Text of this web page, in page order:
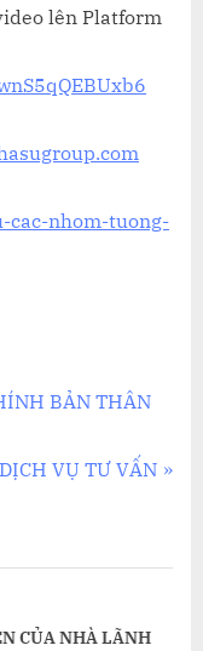
lên Platform
nhom-tuong-
BẢN THÂN
N
DỊCH VỤ TƯ VẤN
CỦA NHÀ LÃNH